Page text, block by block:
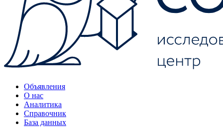
Объявления
О нас
Аналитика
Справочник
База данных